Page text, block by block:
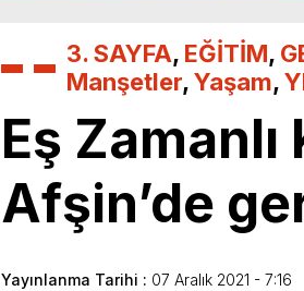
3. SAYFA, EĞİTİM,
Manşetler,Yaşam,
Eş Zamanlı
Afşin’de
Yayınlanma Tarihi : 07 Aralık 2021 - 7:16